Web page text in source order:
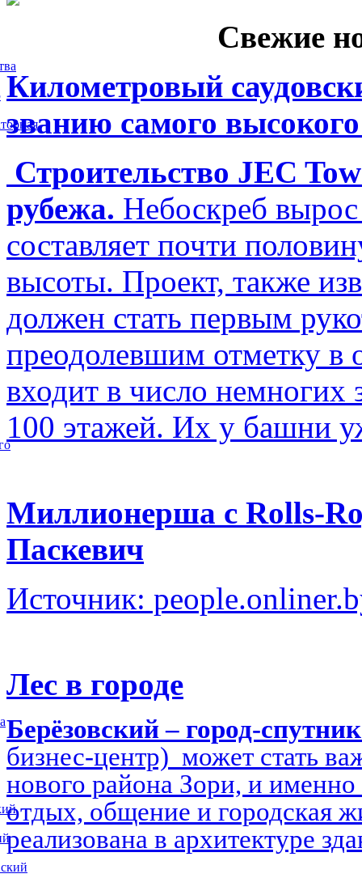
Свежие
Километровый
званию самого
Строительство JEC
рубежа. Небоскреб
составляет почти
высоты. Проект, также
должен стать первым
преодолевшим отметку в
входит в число
100 этажей. Их у башни
Миллионерша с Rolls-
Паскевич
Источник:
Лес в городе
Берёзовский – город-
бизнес-центр) может стать
нового района Зори, и именно
отдых, общение и городская
реализована в архитектуре